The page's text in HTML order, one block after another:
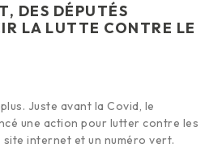
DES DÉPUTÉS
LA LUTTE CONTRE LE
Juste avant la Covid, le
une action pour lutter contre les
site internet et un numéro vert.